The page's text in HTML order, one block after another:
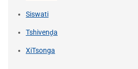
Siswati
Tshivenḓa
XiTsonga